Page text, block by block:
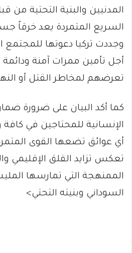
المدنيين والبنية التحتية من
السريع المتمردة يعد خرقاً
وجددت تركيا دعوتها
أجل تأمين ممرات آمنة ودائمة
تعرضهم لمخاطر القتل أو
كما أكد البيان على ضرورة
الإنسانية للمحتاجين في
أي عوائق تضعها القوى
تعكس تزايد القلق الإقليمي
الممنهجة التي تمارسها
السوداني وبنيته التحتي>